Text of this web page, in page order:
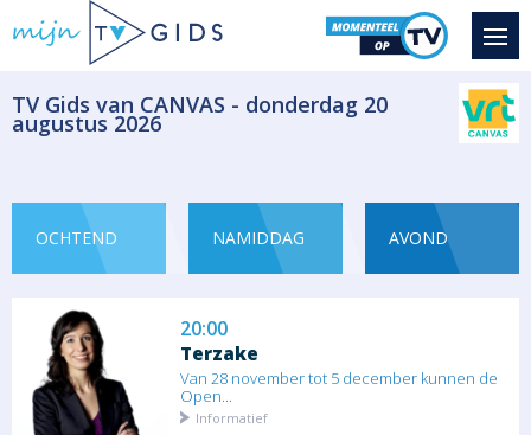
​TV Gids van CANVAS - donderdag 20
augustus 2026
OCHTEND NAMIDDAG AVOND
Wat zijn de mogelijkheden van DNA van
virussen en...
De iPhone wordt gelanceerd en de wereld
van de...
Documentaire
20:00
Terzake
Van 28 november tot 5 december kunnen de
Open...
Informatief